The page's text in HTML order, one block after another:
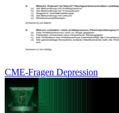
CME-Fragen Depression